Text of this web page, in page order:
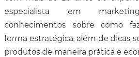
especialista em
conhecimentos sobre como
forma estratégica, além de dicas
produtos de maneira prática e